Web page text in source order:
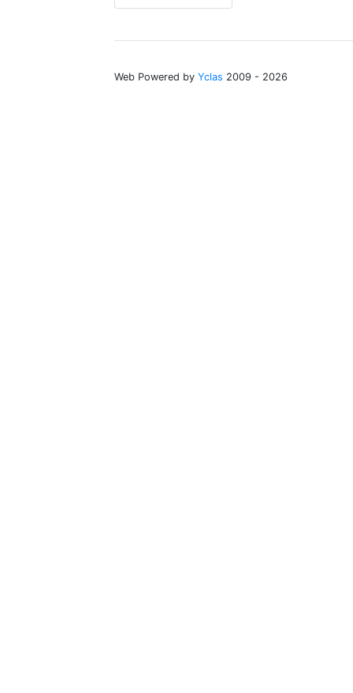
Web Powered by Yclas 2009 - 2026